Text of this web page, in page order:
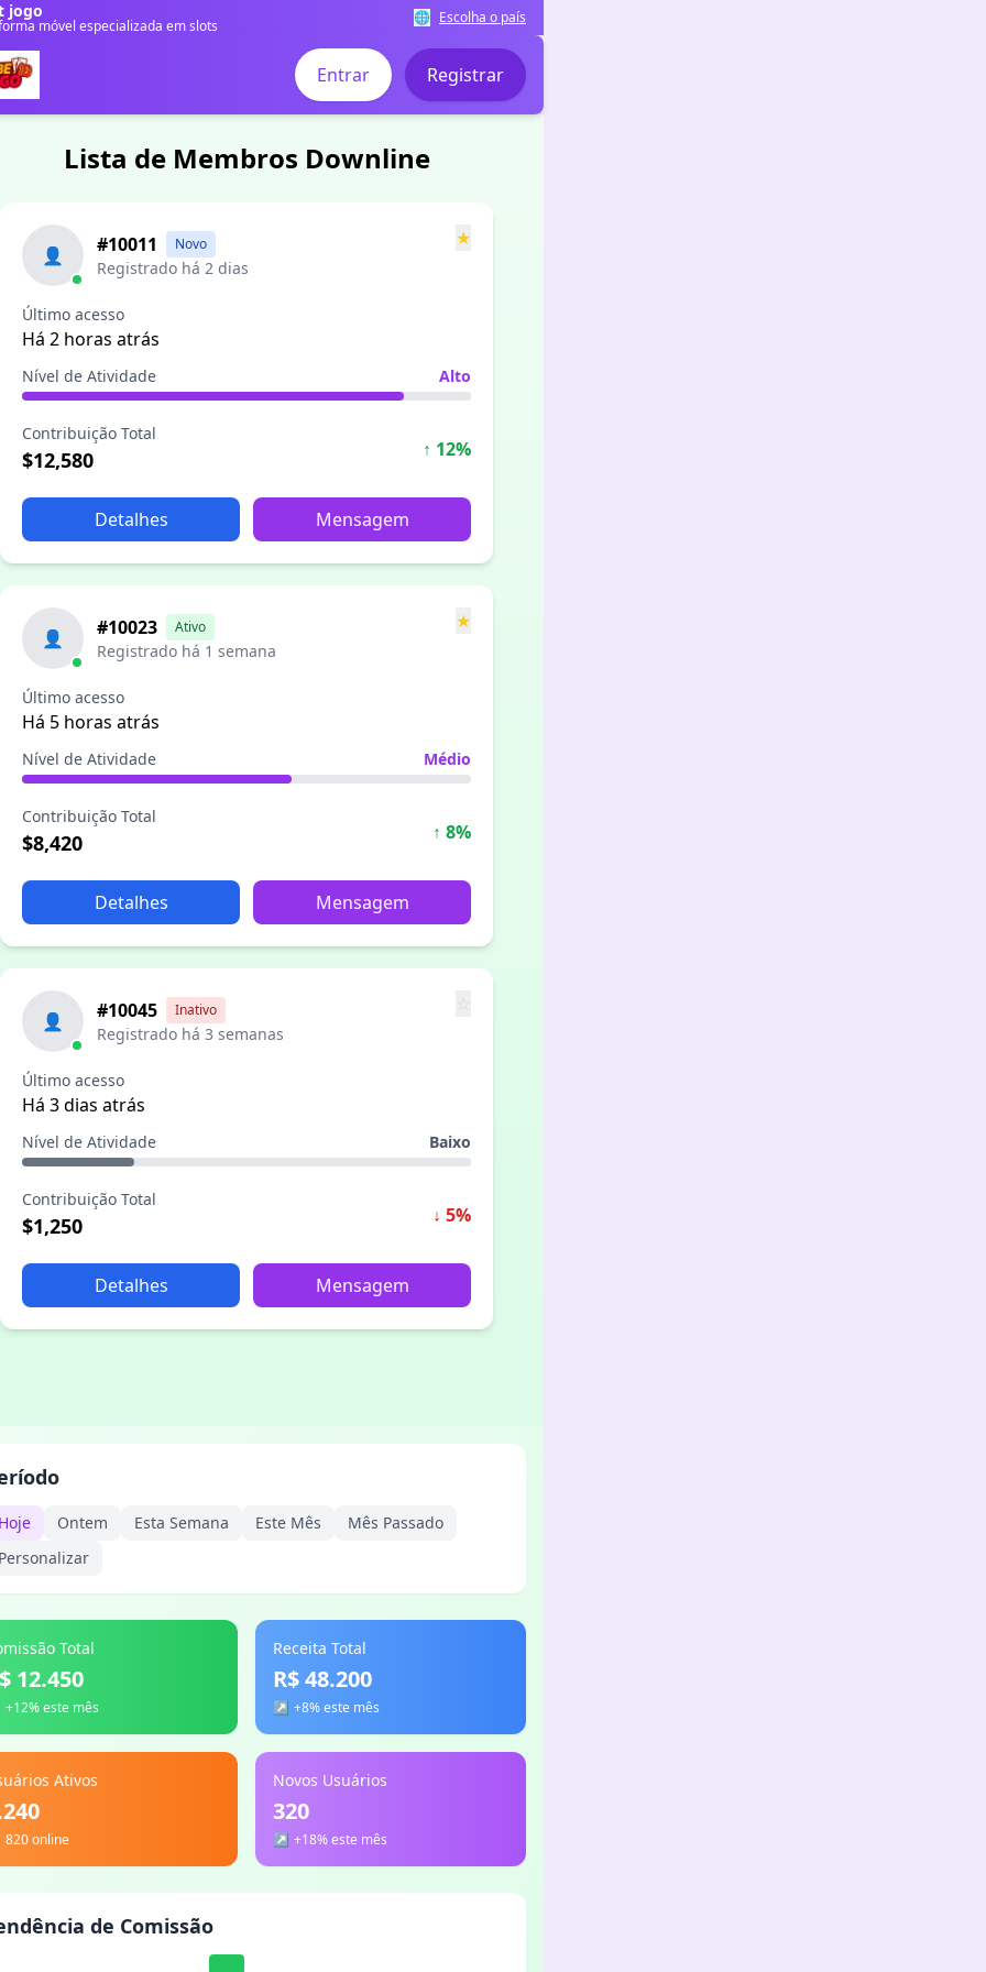
jogo
móvel especializada em slots 🌐 Escolha o país
Entrar Registrar
Lista de Membros Downline
👤 #10011 Novo
Registrado há 2 dias
★
Último acesso
Há 2 horas atrás
Nível de Atividade Alto
Contribuição Total
$12,580 ↑ 12%
Detalhes Mensagem
👤 #10023 Ativo
Registrado há 1 semana
★
Último acesso
Há 5 horas atrás
Nível de Atividade Médio
Contribuição Total
$8,420 ↑ 8%
Detalhes Mensagem
👤 #10045 Inativo
Registrado há 3 semanas
Último acesso
Há 3 dias atrás
Nível de Atividade Baixo
Contribuição Total
$1,250 ↓ 5%
Detalhes Mensagem
Ontem Esta Semana Este Mês
Mês Passado
Total
12.450
+12% este mês
Receita Total
R$ 48.200
↗ +8% este mês
Ativos
820 online
Novos Usuários
320
↗ +18% este mês
de Comissão